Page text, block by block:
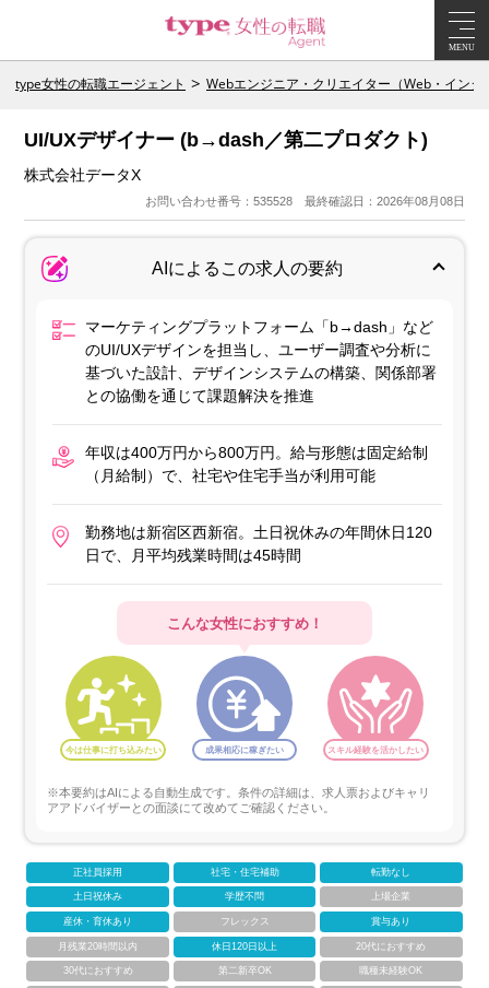
MENU
type女性の転職エージェント Webエンジニア・クリエイター（Web・インタ
UI/UXデザイナー (b→dash／第二プロダクト)
株式会社データX
お問い合わせ番号：535528 最終確認日：2026年08月08日
AIによるこの求人の要約
マーケティングプラットフォーム「b→dash」など
のUI/UXデザインを担当し、ユーザー調査や分析に
基づいた設計、デザインシステムの構築、関係部署
との協働を通じて課題解決を推進
年収は400万円から800万円。給与形態は固定給制
（月給制）で、社宅や住宅手当が利用可能
勤務地は新宿区西新宿。土日祝休みの年間休日120
日で、月平均残業時間は45時間
こんな女性におすすめ！
今は仕事に打ち込みたい 成果相応に稼ぎたい スキル経験を活かしたい
※本要約はAIによる自動生成です。条件の詳細は、求人票およびキャリ
アアドバイザーとの面談にて改めてご確認ください。
正社員採用 社宅・住宅補助 転勤なし
土日祝休み 学歴不問 上場企業
産休・育休あり フレックス 賞与あり
月残業20時間以内 休日120日以上 20代におすすめ
30代におすすめ 第二新卒OK 職種未経験OK